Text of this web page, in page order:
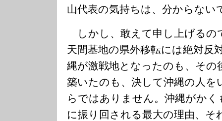
山代表の気持ちは、分からない
しかし、敢えて申し上げるの
天間基地の県外移転には絶対反
縄が激戦地となったのも、その
築いたのも、決して沖縄の人
らではありません。沖縄がか
に振り回される最大の理由、そ